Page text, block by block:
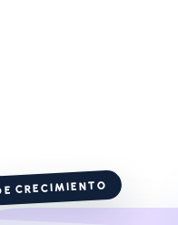
CRECIMIENTO